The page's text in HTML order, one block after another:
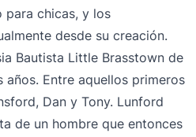
para chicas, y los
desde su creación.
Bautista Little Brasstown de
Entre aquellos primeros
Dan y Tony. Lunford
de un hombre que entonces